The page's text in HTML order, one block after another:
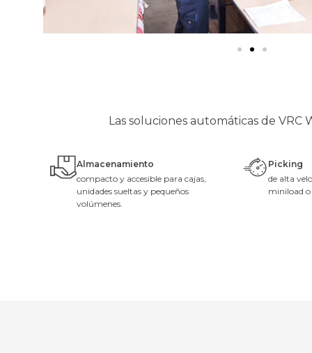
Las soluciones automáticas de VRC
Almacenamiento
compacto y accesible para cajas,
unidades sueltas y pequeños
volúmenes.
Picking
de alta
miniload o